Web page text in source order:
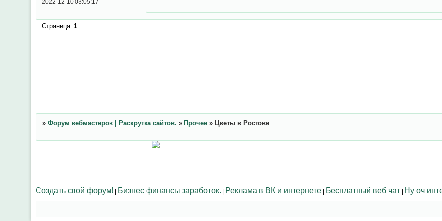
2022-12-10 03:05:17
Страница: 1
» Форум вебмастеров | Раскрутка сайтов. » Прочее » Цветы в Ростове
Создать свой форум! | Бизнес финансы заработок. | Реклама в ВК и интернете | Бесплатный веб чат | Ну оч